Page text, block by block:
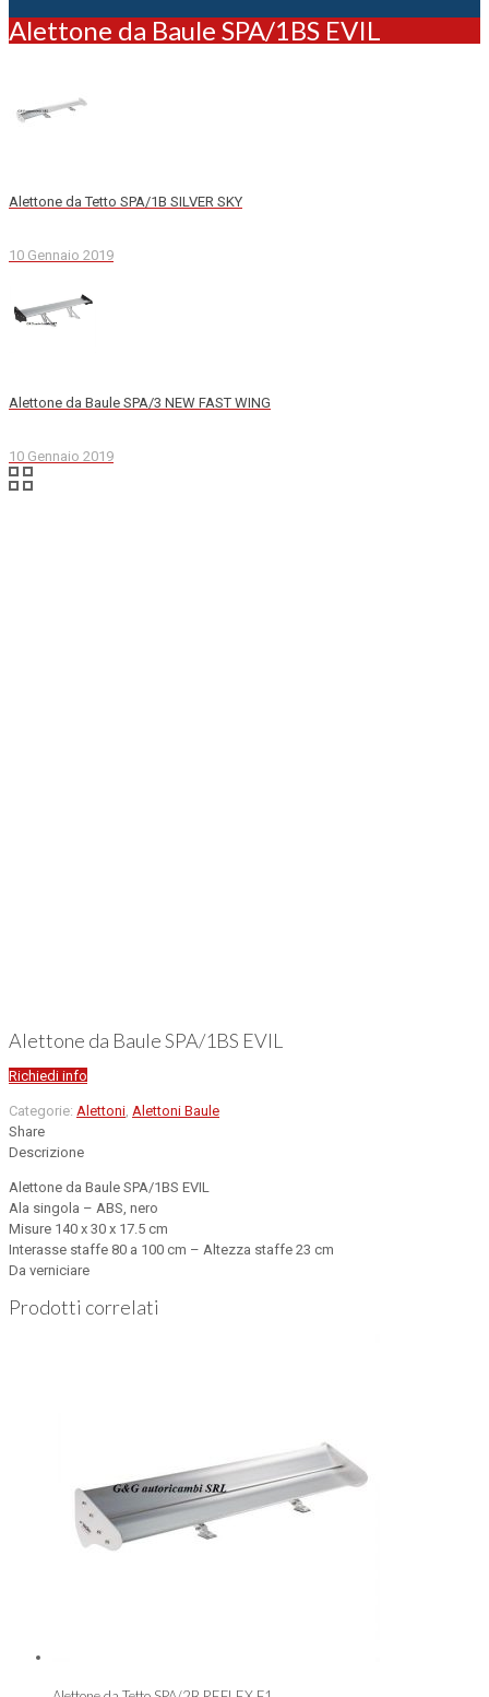
Alettone da Baule SPA/1BS EVIL
Alettone da Tetto SPA/1B SILVER SKY
10 Gennaio 2019
Alettone da Baule SPA/3 NEW FAST WING
10 Gennaio 2019
Alettone da Baule SPA/1BS EVIL
Richiedi info
Categorie: Alettoni Alettoni Baule
Share
Descrizione
Alettone da Baule SPA/1BS EVIL
Ala singola – ABS, nero
Misure 140 x 30 x 17.5 cm
Interasse staffe 80 a 100 cm – Altezza staffe 23 cm
Da verniciare
Prodotti correlati